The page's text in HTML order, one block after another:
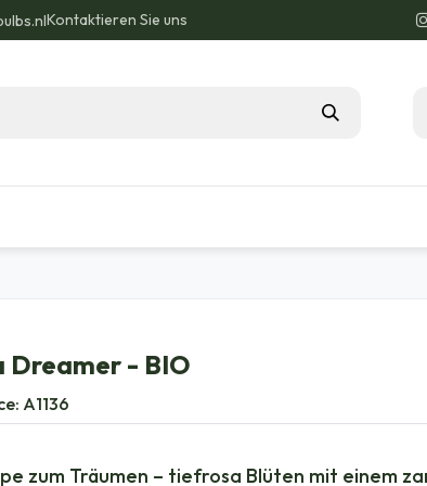
Kontaktieren Sie uns
Dreamer - BIO
A1136
zum Träumen – tiefrosa Blüten mit einem